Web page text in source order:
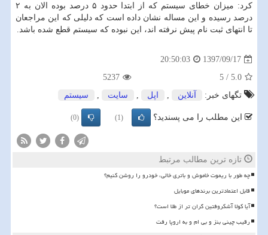
كرد: میزان خطای سیستم كه از ابتدا حدود ۵ درصد بوده الان به ۲
درصد رسیده و این مساله نشان داده است كه دلیلی كه این مراجعان
تا انتهای ثبت نام پیش نرفته اند، این نبوده كه سیستم قطع شده باشد.
1397/09/17
20:50:03
5.0
/
5
5237
تگهای خبر:
آنلاین , اپل , سایت , سیستم
این مطلب را می پسندید؟ (1)
(0)
تازه ترین مطالب مرتبط
چه طور با ریموت خاموش و باتری خالی، خودرو را روشن کنیم؟
قابل اعتمادترین برندهای موبایل
آیا کولا آشکروفتین گران تر از طلا است؟
رقیب چینی بنز و بی ام و به اروپا رفت